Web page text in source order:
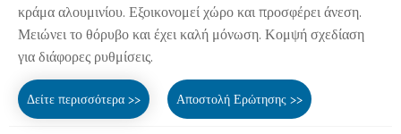
κράμα αλουμινίου. Εξοικονομεί χώρο και προσφέρει άνεση.
Μειώνει το θόρυβο και έχει καλή μόνωση. Κομψή σχεδίαση
για διάφορες ρυθμίσεις.
Δείτε περισσότερα >> Αποστολή Ερώτησης >>